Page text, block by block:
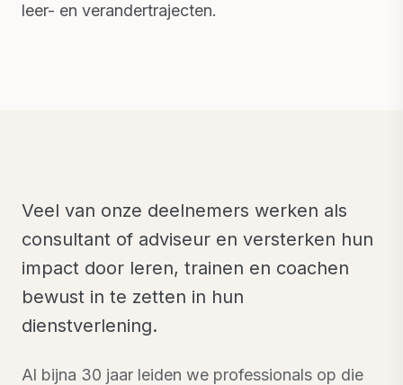
leer- en verandertrajecten.
Veel van onze deelnemers werken als
consultant of adviseur en versterken hun
impact door leren, trainen en coachen
bewust in te zetten in hun
dienstverlening.
Al bijna 30 jaar leiden we professionals op die